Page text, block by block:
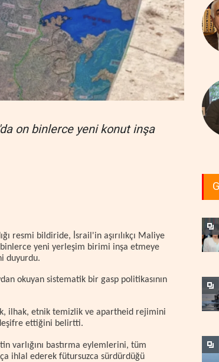
on binlerce yeni konut inşa
resmi bildiride, İsrail'in aşırılıkçı Maliye
binlerce yeni yerleşim birimi inşa etmeye
duyurdu.
okuyan sistematik bir gasp politikasının
ilhak, etnik temizlik ve apartheid rejimini
ettiğini belirtti.
varlığını bastırma eylemlerini, tüm
ihlal ederek fütursuzca sürdürdüğü